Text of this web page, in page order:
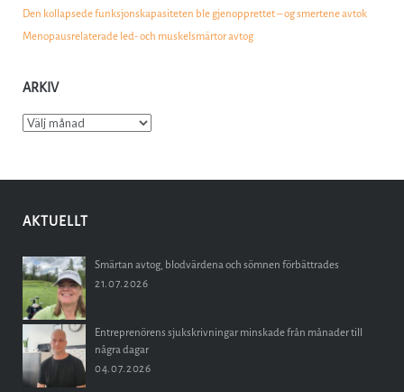
Den kollapsede funksjonskapasiteten ble gjenopprettet – og smertene avtok
Menopausrelaterade led- och muskelsmärtor avtog
ARKIV
Arkiv
AKTUELLT
Smärtan avtog, blodvärdena och sömnen förbättrades
21.07.2026
Entreprenörens sjukskrivningar minskade från månader till
några dagar
04.07.2026